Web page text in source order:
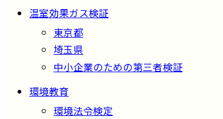
温室効果ガス検証
東京都
埼玉県
中小企業のための第三者検証
環境教育
環境法令検定